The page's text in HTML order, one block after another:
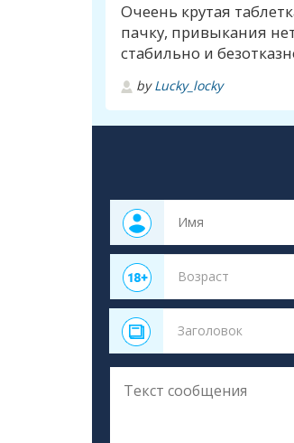
Очеень крутая
пачку, привыкания
стабильно и
byLucky_locky